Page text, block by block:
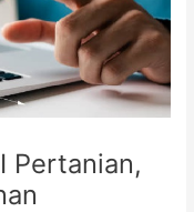
Pertanian,